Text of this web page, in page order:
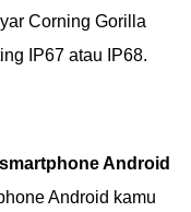
Corning Gorilla
IP67 atau IP68.
Android
Android kamu